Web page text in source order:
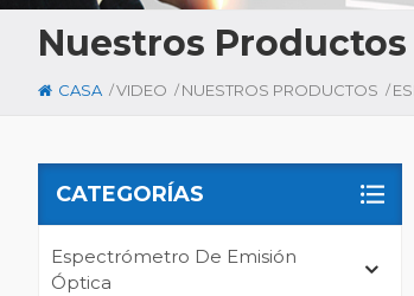
Nuestros Productos
CASA /VIDEO / NUESTROS PRODUCTOS /
CATEGORÍAS
Espectrómetro De Emisión
Óptica